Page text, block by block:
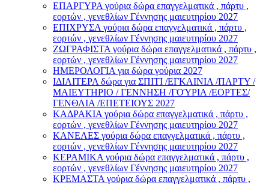
ΕΠΑΡΓΥΡΑ γούρια δώρα επαγγελματικά , πάρτυ ,
εορτών , γενεθλίων Γέννησης μαιευτηρίου 2027
ΕΠΙΧΡΥΣΑ γούρια δώρα επαγγελματικά , πάρτυ ,
εορτών , γενεθλίων Γέννησης μαιευτηρίου 2027
ΖΩΓΡΑΦΙΣΤΑ γούρια δώρα επαγγελματικά , πάρτυ ,
εορτών , γενεθλίων Γέννησης μαιευτηρίου 2027
ΗΜΕΡΟΛΟΓΙΑ για δώρα γούρια 2027
ΙΔΙΑΙΤΕΡΑ δώρα για ΣΠΙΤΙ /ΕΓΚΑΙΝΙΑ /ΠΑΡΤΥ /
ΜΑΙΕΥΤΗΡΙΟ / ΓΕΝΝΗΣΗ /ΓΟΎΡΙΑ /ΕΟΡΤΕΣ/
ΓΕΝΘΛΙΑ /ΕΠΕΤΕΙΟΥΣ 2027
ΚΑΔΡΑΚΙΑ γούρια δώρα επαγγελματικά , πάρτυ ,
εορτών , γενεθλίων Γέννησης μαιευτηρίου 2027
ΚΑΝΕΛΕΣ γούρια δώρα επαγγελματικά , πάρτυ ,
εορτών , γενεθλίων Γέννησης μαιευτηρίου 2027
ΚΕΡΑΜΙΚΑ γούρια δώρα επαγγελματικά , πάρτυ ,
εορτών , γενεθλίων Γέννησης μαιευτηρίου 2027
ΚΡΕΜΑΣΤΑ γούρια δώρα επαγγελματικά , πάρτυ ,